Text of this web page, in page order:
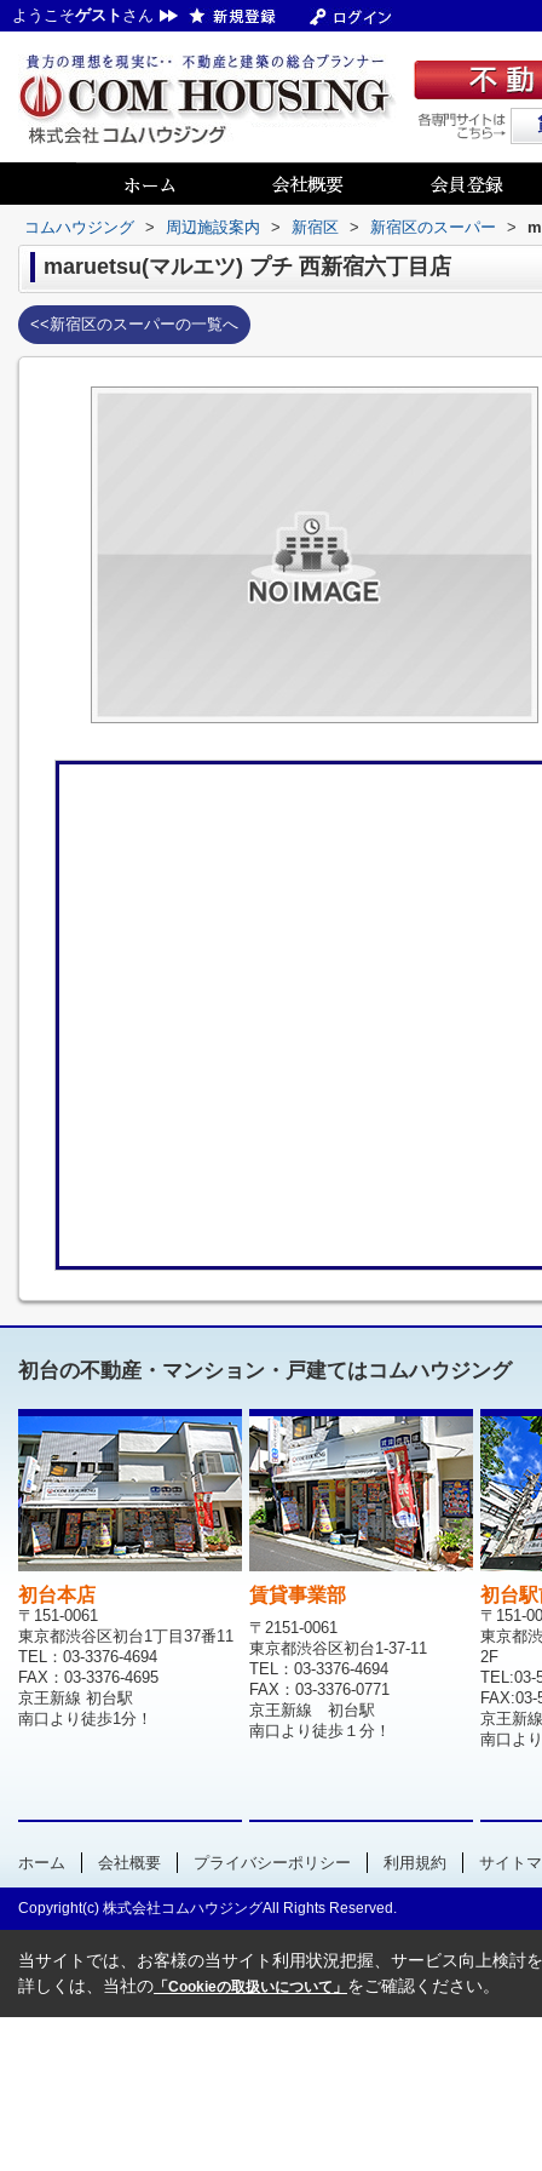
ようこそゲスト さん
コムハウジング > 周辺施設案内 > 新宿区 > 新宿区のスーパー >
maruetsu(マルエツ) プチ 西新宿六丁目店
<<新宿区のスーパーの一覧へ
初台の不動産・マンション・戸建てはコムハウジング
初台本店
〒151-0061
東京都渋谷区初台1丁目37番11
TEL：03-3376-4694
FAX：03-3376-4695
京王新線 初台駅
南口より徒歩1分！
賃貸事業部
〒2151-0061
東京都渋谷区初台1-37-11
TEL：03-3376-4694
FAX：03-3376-0771
京王新線 初台駅
南口より徒歩１分！
初台
〒151-
東京都
2F
TEL:03-
FAX:03-
京王新
南口よ
ホーム 会社概要 プライバシーポリシー 利用規約 サイト
Copyright(c) 株式会社コムハウジングAll Rights Reserved.
当サイトでは、お客様の当サイト利用状況把握、サービス向上検討
詳しくは、当社の 「Cookieの取扱いについて」 をご確認ください。